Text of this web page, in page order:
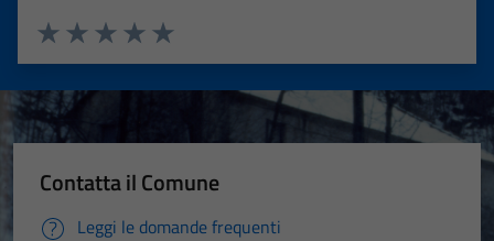
Valuta 5 stelle su 5
Valuta 4 stelle su 5
Valuta 3 stelle su 5
Valuta 2 stelle su 5
Valuta 1 stelle su 5
Contatta il Comune
Leggi le domande frequenti